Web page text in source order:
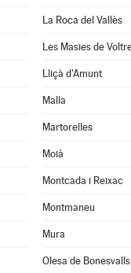
La Roca del Vallès
Les Masies de
Lliçà d'Amunt
Malla
Martorelles
Moià
Montcada i Reixac
Montmaneu
Mura
Olesa de Bonesvalls